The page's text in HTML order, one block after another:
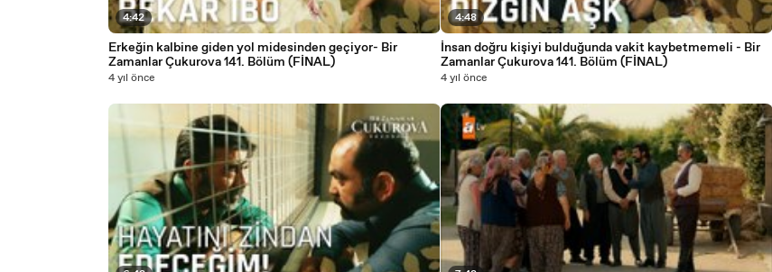
4:42
Erkeğin kalbine giden yol midesinden geçiyor- Bir
Zamanlar Çukurova 141. Bölüm (FİNAL)
4 yıl önce
4:48
İnsan doğru kişiyi bulduğunda vakit kaybetmemeli - Bir
Zamanlar Çukurova 141. Bölüm (FİNAL)
4 yıl önce